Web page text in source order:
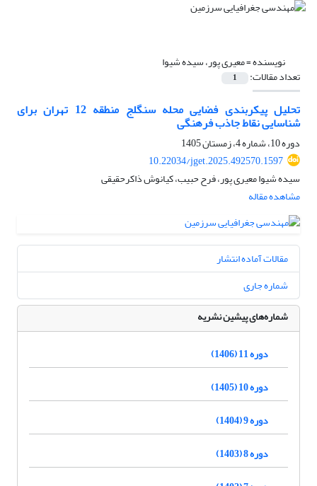
نویسنده =معیری پور، سیده شیوا
تعداد مقالات: 1
تحلیل پیکربندی فضایی محله سنگلج منطقه 12 تهران برای
شناسایی نقاط جاذب فرهنگی
دوره 10، شماره 4، زمستان 1405
10.22034/jget.2025.492570.1597
سیده شیوا معیری پور، فرح حبیب، کیانوش ذاکرحقیقی
مشاهده مقاله
مقالات آماده انتشار
شماره جاری
شماره‌های پیشین نشریه
دوره 11 (1406)
دوره 10 (1405)
دوره 9 (1404)
دوره 8 (1403)